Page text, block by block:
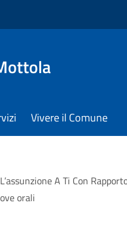
Vivere il Comune
A Ti Con
orali